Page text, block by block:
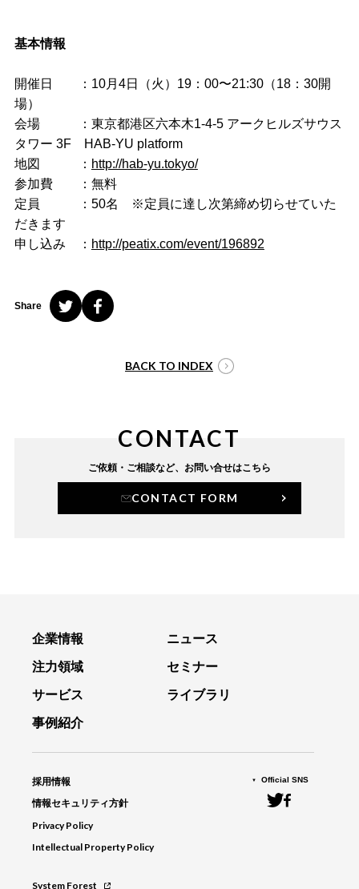
基本情報
開催日 ：10月4日（火）19：00〜21:30（18：30開
場）
会場 ：東京都港区六本木1-4-5 アークヒルズサウス
タワー 3F HAB-YU platform
地図 ： http://hab-yu.tokyo/
参加費 ：無料
定員 ：50名 ※定員に達し次第締め切らせていた
だきます
申し込み ： http://peatix.com/event/196892
Share
BACK TO INDEX
CONTACT
ご依頼・ご相談など、 お問い合せはこちら
CONTACT FORM
企業情報
注力領域
サービス
事例紹介
ニュース
セミナー
ライブラリ
採用情報
情報セキュリティ方針
Privacy Policy
Intellectual Property Policy
System Forest
Official SNS